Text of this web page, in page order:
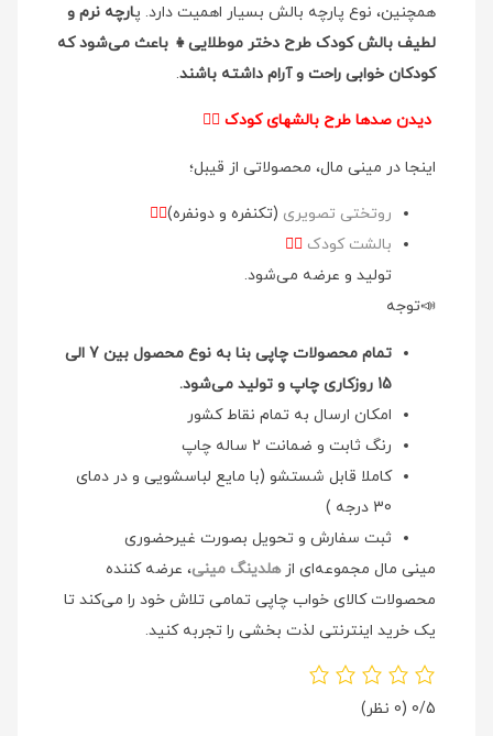
همچنین، نوع پارچه بالش بسیار اهمیت دارد. پارچه نرم و
لطیف بالش کودک طرح دختر موطلایی👧 باعث می‌شود که
کودکان خوابی راحت و آرام داشته باشند.
دیدن صدها طرح بالشهای کودک 👉🏻
اینجا در مینی مال، محصولاتی از قیبل؛
روتختی تصویری (تکنفره و دونفره)👉🏻
بالشت کودک 👉🏻
تولید و عرضه می‌شود.
📣توجه
تمام محصولات چاپی بنا به نوع محصول بین 7 الی
15 روزکاری چاپ و تولید می‌شود.
امکان ارسال به تمام نقاط کشور
رنگ ثابت و ضمانت 2 ساله چاپ
کاملا قابل شستشو (با مایع لباسشویی و در دمای
30 درجه )
ثبت سفارش و تحویل بصورت غیرحضوری
مینی مال مجموعه‌ای ازهلدینگ مینی، عرضه کننده
محصولات کالای خواب چاپی تمامی تلاش خود را می‌کند تا
یک خرید اینترنتی لذت بخشی را تجربه کنید.
0/5 (0 نظر)